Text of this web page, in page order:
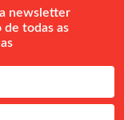
newsletter
todas as